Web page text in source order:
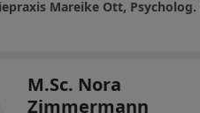
M.Sc. Nora
Zimmermann